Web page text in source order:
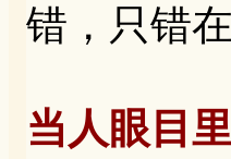
错，只错
当人眼目